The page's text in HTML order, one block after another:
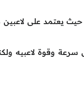
على لاعبين مثل
وقوة لاعبيه